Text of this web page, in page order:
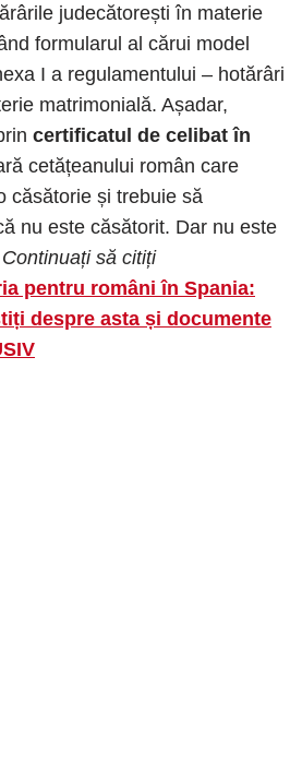
judecătorești în materie
formularul al cărui model
I a regulamentului – hotărâri
matrimonială. Așadar,
certificatul de celibat în
cetățeanului român care
căsătorie și trebuie să
nu este căsătorit. Dar nu este
Continuați să citiți
pentru români în Spania:
despre asta și documente